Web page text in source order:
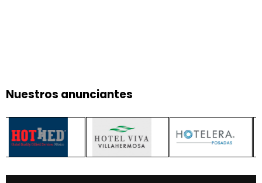
Nuestros anunciantes